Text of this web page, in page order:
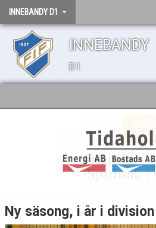
INNEBANDY D1
INNEBANDY
D1
DOKUMENT
Ny säsong, i år i